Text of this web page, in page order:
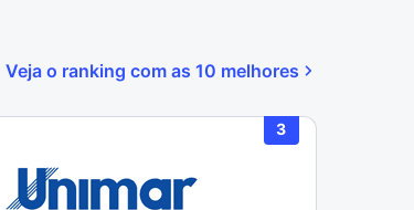
Veja o ranking com as 10 melhores
3